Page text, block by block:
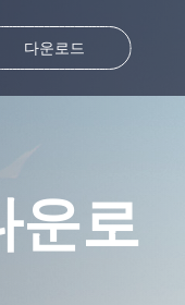
다운로드
운로